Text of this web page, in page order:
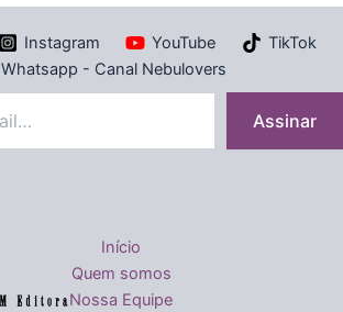
Instagram YouTube
TikTok
Whatsapp - Canal Nebulovers
Assinar
Início
Quem somos
Nossa Equipe